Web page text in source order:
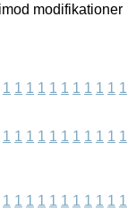
modifikationer
1 1 1 1 1 1 1 1 1 1 1
1 1 1 1 1 1 1 1 1 1 1
1 1 1 1 1 1 1 1 1 1 1